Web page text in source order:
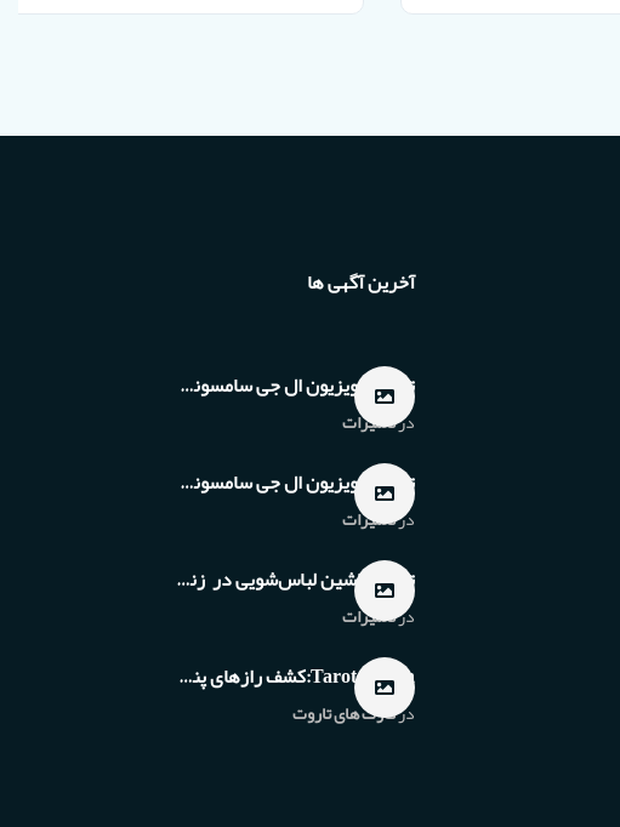
آخرین آگهی ها
تعمیر تلویزیون ال جی سامسونگ ونک تهران
درتعمیرات
تعمیر تلویزیون ال جی سامسونگ فرمانیه تهران
درتعمیرات
تعمیر ماشین لباس‌شویی در زنجان
درتعمیرات
Tarot Afarin:کشف رازهای پنهان در کارت‌های اسرارآمیز
درکارت های تاروت